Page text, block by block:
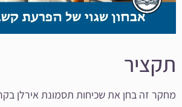
תקציר
מחקר זה בחן את שכיחות תסמונת אירלן